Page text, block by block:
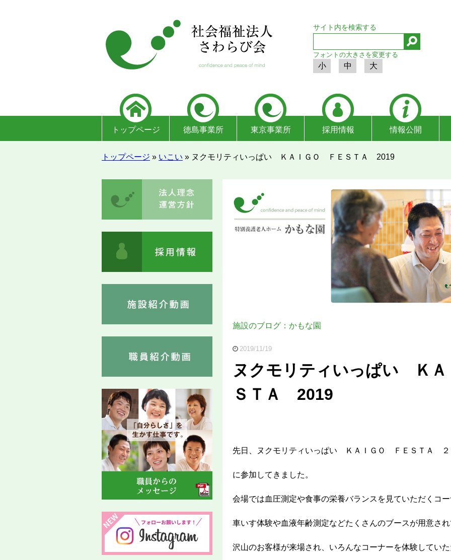
サイト内を検索する
フォントの大きさを変更する
小 中 大
トップページ 徳島事業所 東京事業所 採用情報 情報公開
トップページ » いこい » ヌクモリティいっぱい ＫＡＩＧＯ ＦＥＳＴＡ 2019
施設のブログ：かもな園
2019/11/19
ヌクモリティいっぱい Ｋ
ＳＴＡ 2019
先日、ヌクモリティいっぱい ＫＡＩＧＯ ＦＥＳＴＡ ２
に参加してきました。
会場では血圧測定や食事の栄養バランスを見ていただくコ
車いす体験や血液年齢測定などたくさんのブースが用意さ
沢山のお客様が来場され、いろんなコーナーを体験してい